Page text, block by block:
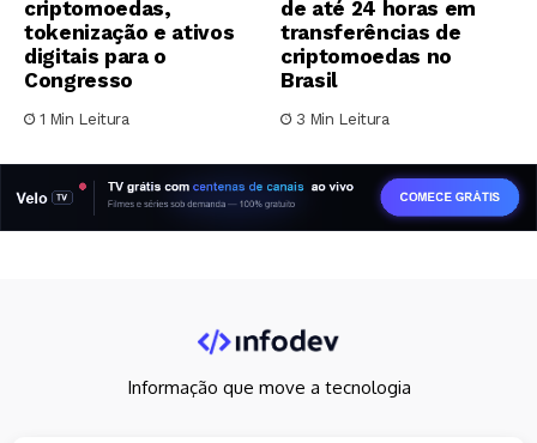
criptomoedas,
tokenização e ativos
digitais para o
Congresso
1 Min Leitura
de até 24 horas em
transferências de
criptomoedas no
Brasil
3 Min Leitura
Informação que move a tecnologia